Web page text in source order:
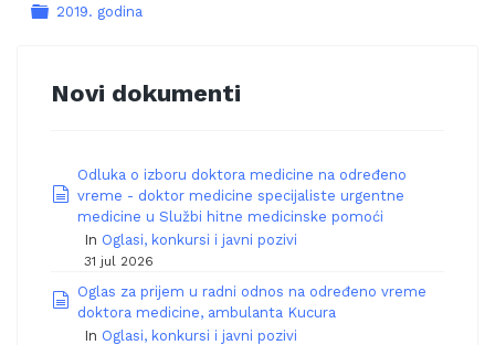
Folder
2019. godina
Novi dokumenti
document
Odluka o izboru doktora medicine na određeno
vreme - doktor medicine specijaliste urgentne
medicine u Službi hitne medicinske pomoći
In Oglasi, konkursi i javni pozivi
31 jul 2026
document
Oglas za prijem u radni odnos na određeno vreme
doktora medicine, ambulanta Kucura
In Oglasi, konkursi i javni pozivi